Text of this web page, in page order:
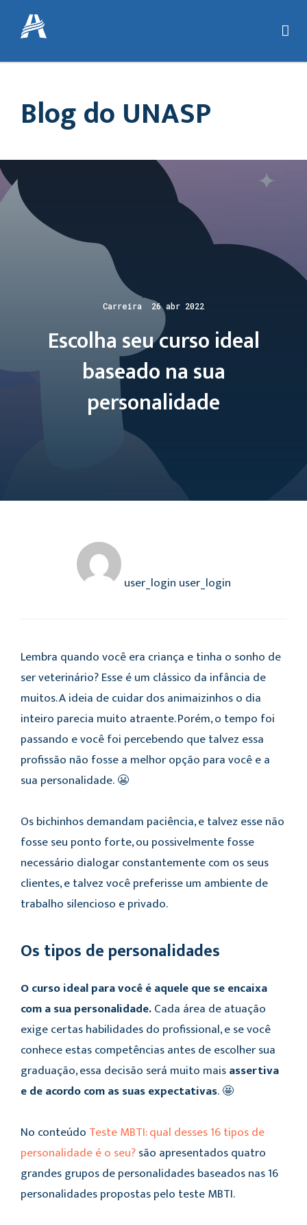
Blog do UNASP
Carreira 26 abr 2022
Escolha seu curso ideal
baseado na sua
personalidade
user_login user_login
Lembra quando você era criança e tinha o sonho de
ser veterinário? Esse é um clássico da infância de
muitos. A ideia de cuidar dos animaizinhos o dia
inteiro parecia muito atraente. Porém, o tempo foi
passando e você foi percebendo que talvez essa
profissão não fosse a melhor opção para você e a
sua personalidade. 😬
Os bichinhos demandam paciência, e talvez esse não
fosse seu ponto forte, ou possivelmente fosse
necessário dialogar constantemente com os seus
clientes, e talvez você preferisse um ambiente de
trabalho silencioso e privado.
Os tipos de personalidades
O curso ideal para você é aquele que se encaixa
com a sua personalidade.Cada área de atuação
exige certas habilidades do profissional, e se você
conhece estas competências antes de escolher sua
graduação, essa decisão será muito maisassertiva
e de acordo com as suas expectativas. 🤩
No conteúdo Teste MBTI: qual desses 16 tipos de
personalidade é o seu?são apresentados quatro
grandes grupos de personalidades baseados nas 16
personalidades propostas pelo teste MBTI.